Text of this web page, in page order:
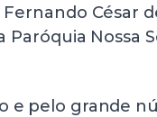
César
Paróquia Nossa
e pelo grande